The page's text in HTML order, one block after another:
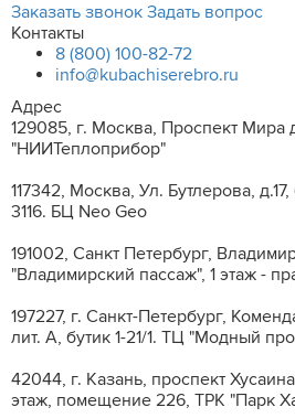
Заказать звонок Задать вопрос
Контакты
8 (800) 100-82-72
info@kubachiserebro.ru
Адрес
129085, г. Москва, Проспект Мира
"НИИТеплоприбор"
117342, Москва, Ул. Бутлерова,
3116. БЦ Neo Geo
191002, Санкт Петербург,
"Владимирский пассаж", 1 этаж -
197227, г. Санкт-Петербург,
лит. A, бутик 1-21/1. ТЦ "Модный
42044, г. Казань, проспект
этаж, помещение 226, ТРК "Парк